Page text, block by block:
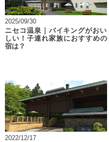
2025/09/30
ニセコ温泉｜バイキングがおい
しい！子連れ家族におすすめの
宿は？
2022/12/17